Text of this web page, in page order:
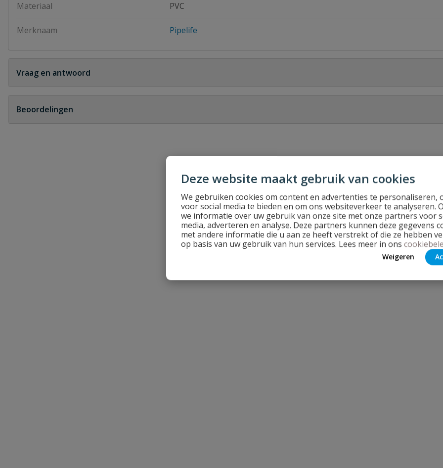
Deze website maakt gebruik van cookies
We gebruiken cookies om content en advertenties te personaliseren,
voor social media te bieden en om ons websiteverkeer te analyseren.
we informatie over uw gebruik van onze site met onze partners voor
media, adverteren en analyse. Deze partners kunnen deze gegevens
met andere informatie die u aan ze heeft verstrekt of die ze hebben
op basis van uw gebruik van hun services. Lees meer in ons
Weigeren
Materiaal PVC
Merknaam Pipelife
Vraag en antwoord
Geen vragen
Beoordelingen